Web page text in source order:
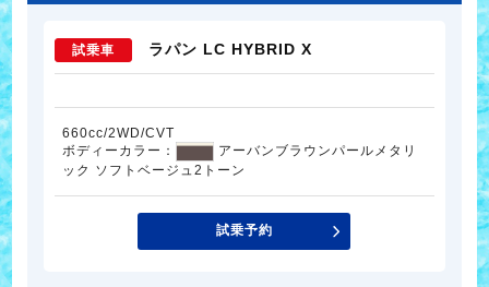
試乗車 ラパン LC HYBRID X
660cc/2WD/CVT
ボディーカラー：
アーバンブラウンパールメタリ
ック ソフトベージュ2トーン
試乗予約